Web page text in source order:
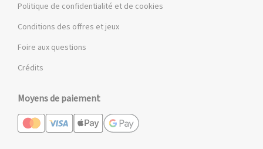
Politique de confidentialité et de cookies
Conditions des offres et jeux
Foire aux questions
Crédits
Moyens de paiement